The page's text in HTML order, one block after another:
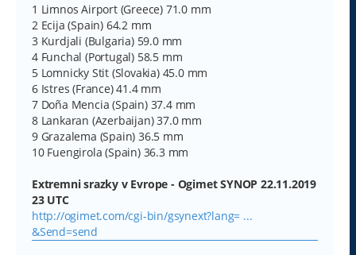
1 Limnos Airport (Greece) 71.0 mm
2 Ecija (Spain) 64.2 mm
3 Kurdjali (Bulgaria) 59.0 mm
4 Funchal (Portugal) 58.5 mm
5 Lomnicky Stit (Slovakia) 45.0 mm
6 Istres (France) 41.4 mm
7 Doña Mencia (Spain) 37.4 mm
8 Lankaran (Azerbaijan) 37.0 mm
9 Grazalema (Spain) 36.5 mm
10 Fuengirola (Spain) 36.3 mm
Extremni srazky v Evrope - Ogimet SYNOP 22.11.2019
23 UTC
http://ogimet.com/cgi-bin/gsynext?lang= ...
&Send=send